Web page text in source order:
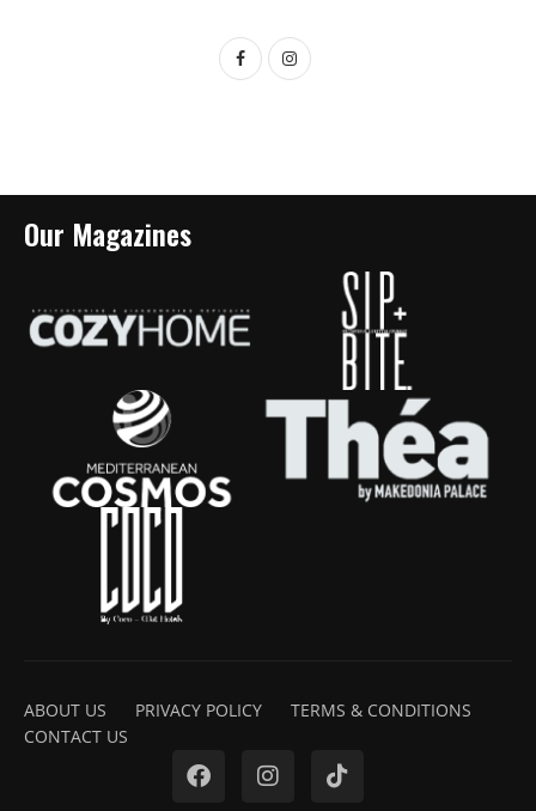
Our Magazines
ABOUT US PRIVACY POLICY
TERMS & CONDITIONS
CONTACT US